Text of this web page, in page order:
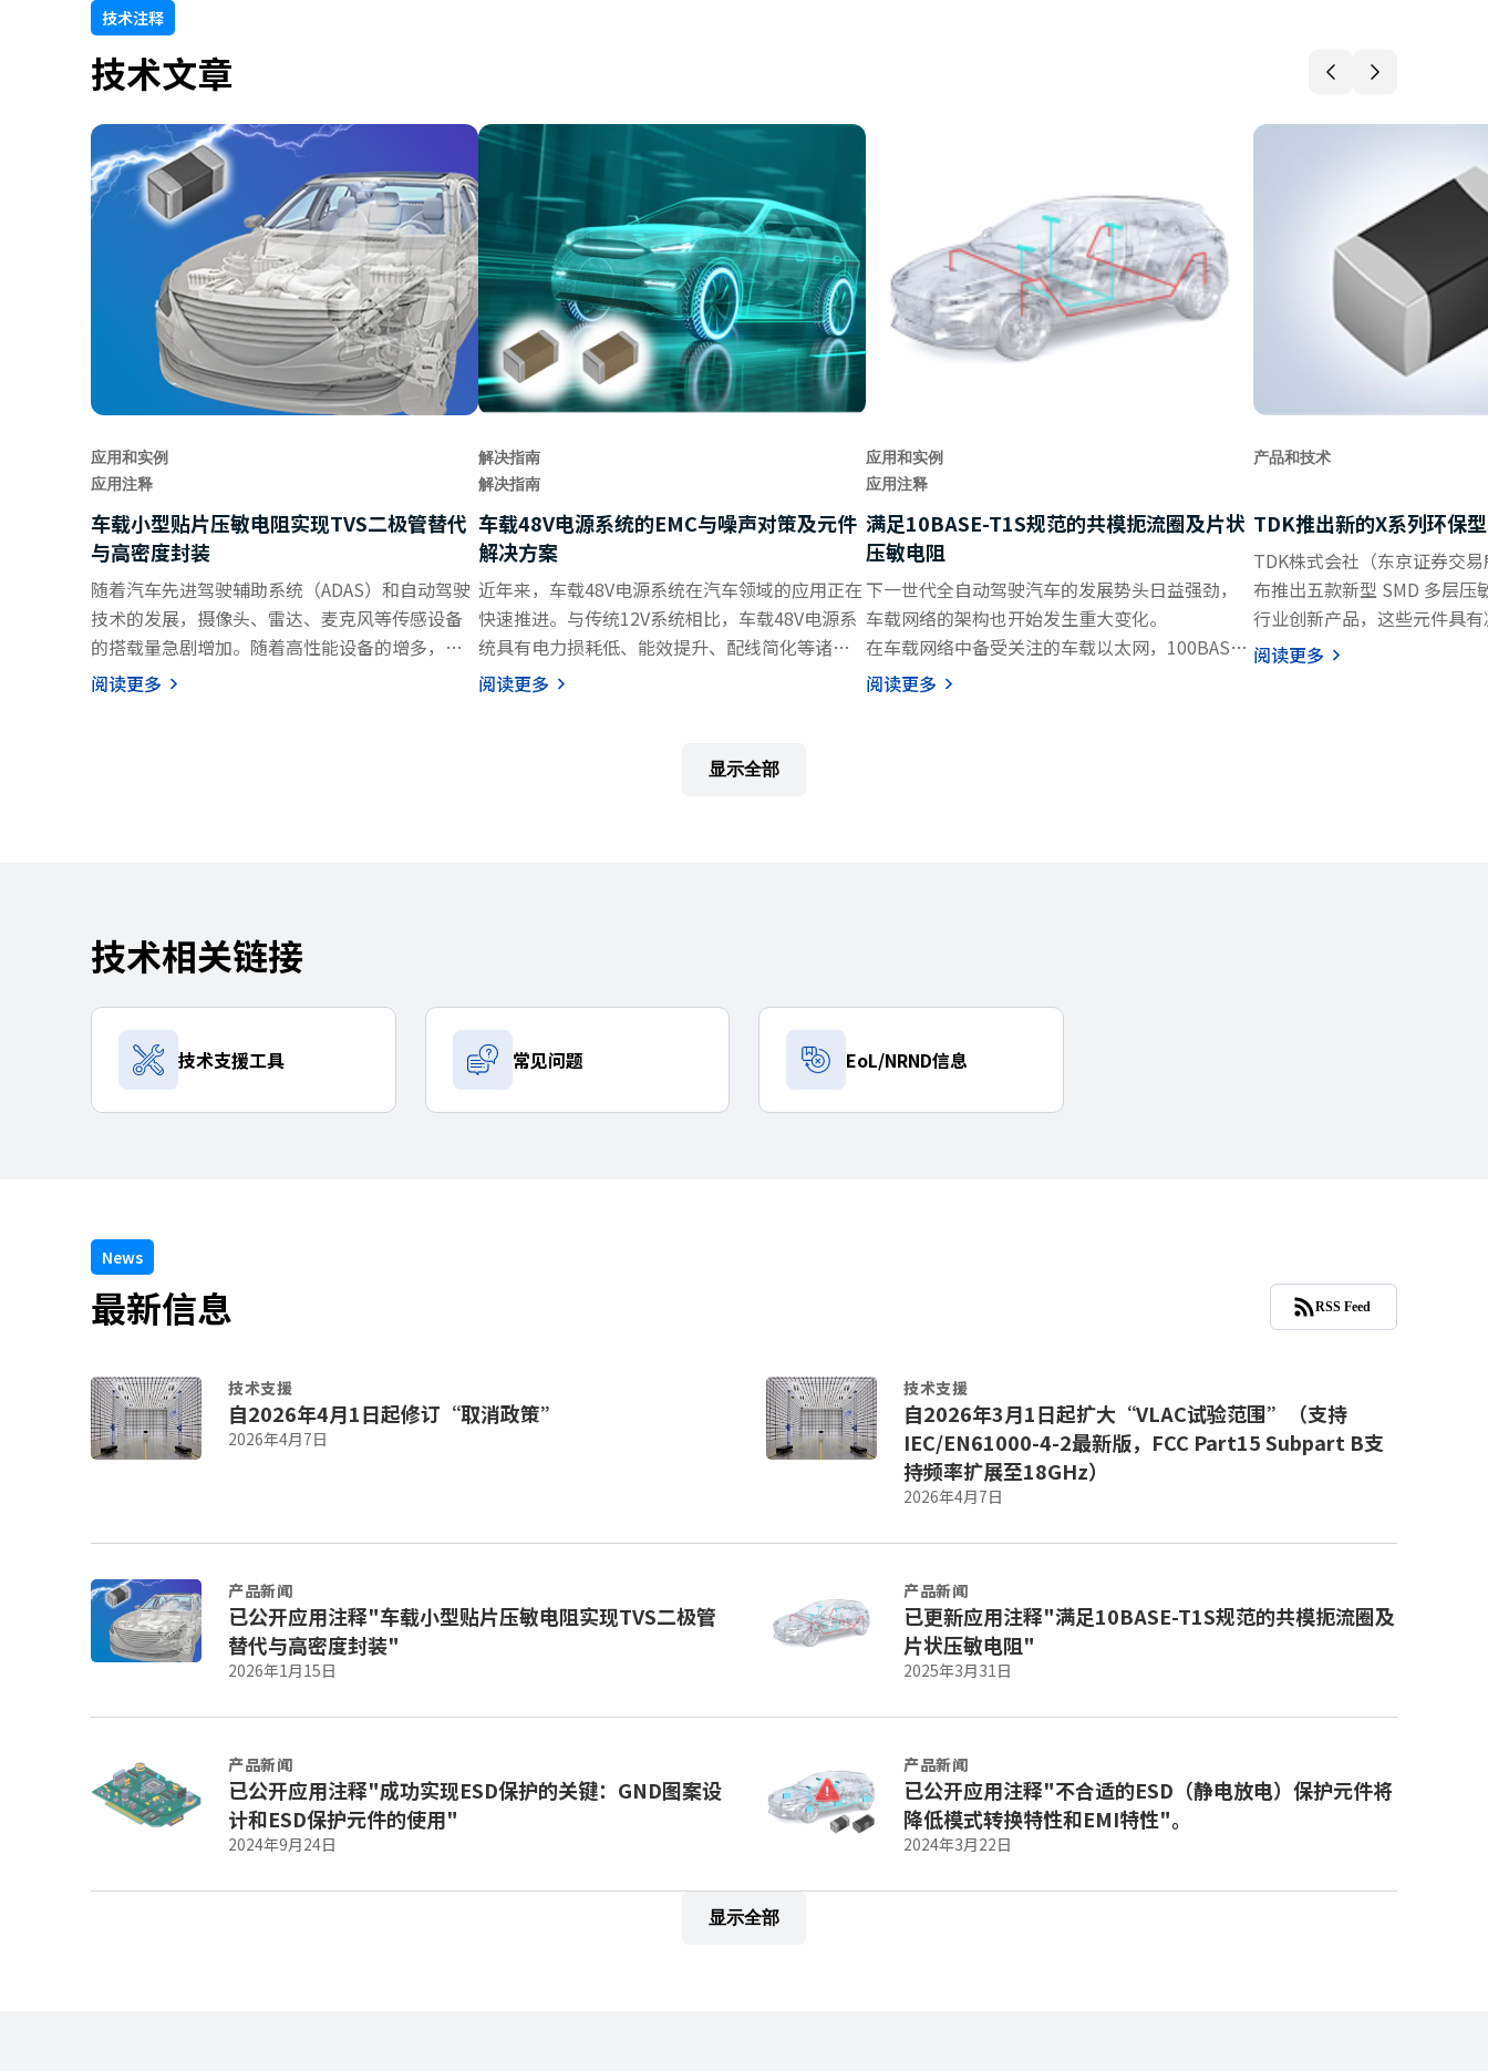
技术注释
技术文章
应用和实例
应用注释
车载小型贴片压敏电阻实现TVS二极管替代
与高密度封装
随着汽车先进驾驶辅助系统（ADAS）和自动驾驶
技术的发展，摄像头、雷达、麦克风等传感设备
的搭载量急剧增加。随着高性能设备的增多，一
级供应商面临着“高可靠性”、为实现小型化的
阅读更多
解决指南
解决指南
车载48V电源系统的EMC与噪声对策及元件
解决方案
近年来，车载48V电源系统在汽车领域的应用正在
快速推进。与传统12V系统相比，车载48V电源系
统具有电力损耗低、能效提升、配线简化等诸多
优势，有助于降低环境负荷。作为支持下一代汽
然而，车载48V电源系统的高电压容易导致噪声水
控制或EMC对策方面遇到噪声问题，欢迎参考本
指南。
阅读更多
应用和实例
应用注释
满足10BASE-T1S规范的共模扼流圈及片状
压敏电阻
下一世代全自动驾驶汽车的发展势头日益强劲，
车载网络的架构也开始发生重大变化。
在车载网络中备受关注的车载以太网，100BASE-
T1（100 Mbps）和 1000BASE-T1（1 Gbps）
阅读更多
产品和技术
TDK推出新的X系列环保
TDK株式会社（东京证券交
布推出五款新型 SMD 多层压
行业创新产品，这些元件具
的特点，同时满足严格的汽
阅读更多
显示全部
技术相关链接
技术支援工具 常见问题 EoL/NRND信息
News
最新信息 RSS Feed
技术支援
自2026年4月1日起修订“取消政策”
2026年4月7日
技术支援
自2026年3月1日起扩大“VLAC试验范围”（支持
IEC/EN61000-4-2最新版，FCC Part15 Subpart B支
持频率扩展至18GHz）
2026年4月7日
产品新闻
已公开应用注释"车载小型贴片压敏电阻实现TVS二极管
替代与高密度封装"
2026年1月15日
产品新闻
已更新应用注释"满足10BASE-T1S规范的共模扼流圈及
片状压敏电阻"
2025年3月31日
产品新闻
已公开应用注释"成功实现ESD保护的关键：GND图案设
计和ESD保护元件的使用"
2024年9月24日
产品新闻
已公开应用注释"不合适的ESD（静电放电）保护元件将
降低模式转换特性和EMI特性"。
2024年3月22日
显示全部